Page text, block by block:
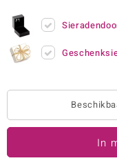
Collection
In